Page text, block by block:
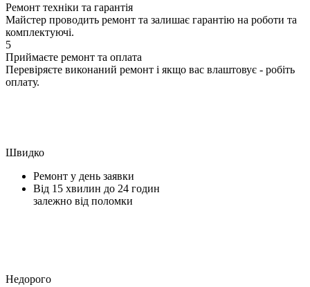
Ремонт техніки та гарантія
Майстер проводить ремонт та залишає гарантію на роботи та
комплектуючі.
5
Приймаєте ремонт та оплата
Перевіряєте виконаний ремонт і якщо вас влаштовує - робіть
оплату.
Швидко
Ремонт у день заявки
Від 15 хвилин до 24 годин
залежно від поломки
Недорого